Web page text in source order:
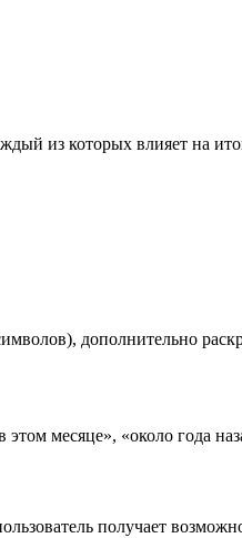
из которых влияет на
дополнительно
месяце», «около года
получает